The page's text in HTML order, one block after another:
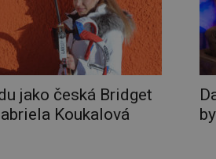
jako česká Bridget
Koukalová